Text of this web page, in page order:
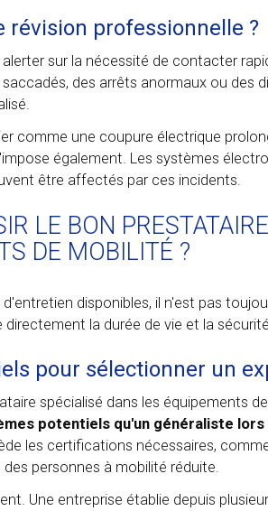
révision professionnelle ?
sur la nécessité de contacter
des arrêts anormaux ou des
comme une coupure électrique
également. Les systèmes
être affectés par ces incidents.
LE BON
DE MOBILITÉ ?
disponibles, il n'est pas
la durée de vie et la
pour sélectionner un
spécialisé dans les équipements
potentiels qu'un généraliste
les certifications nécessaires,
personnes à mobilité réduite.
Une entreprise établie depuis